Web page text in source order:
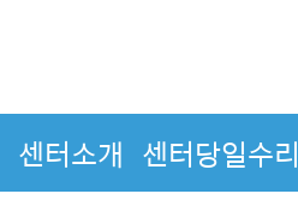
센터소개 센터당일수리